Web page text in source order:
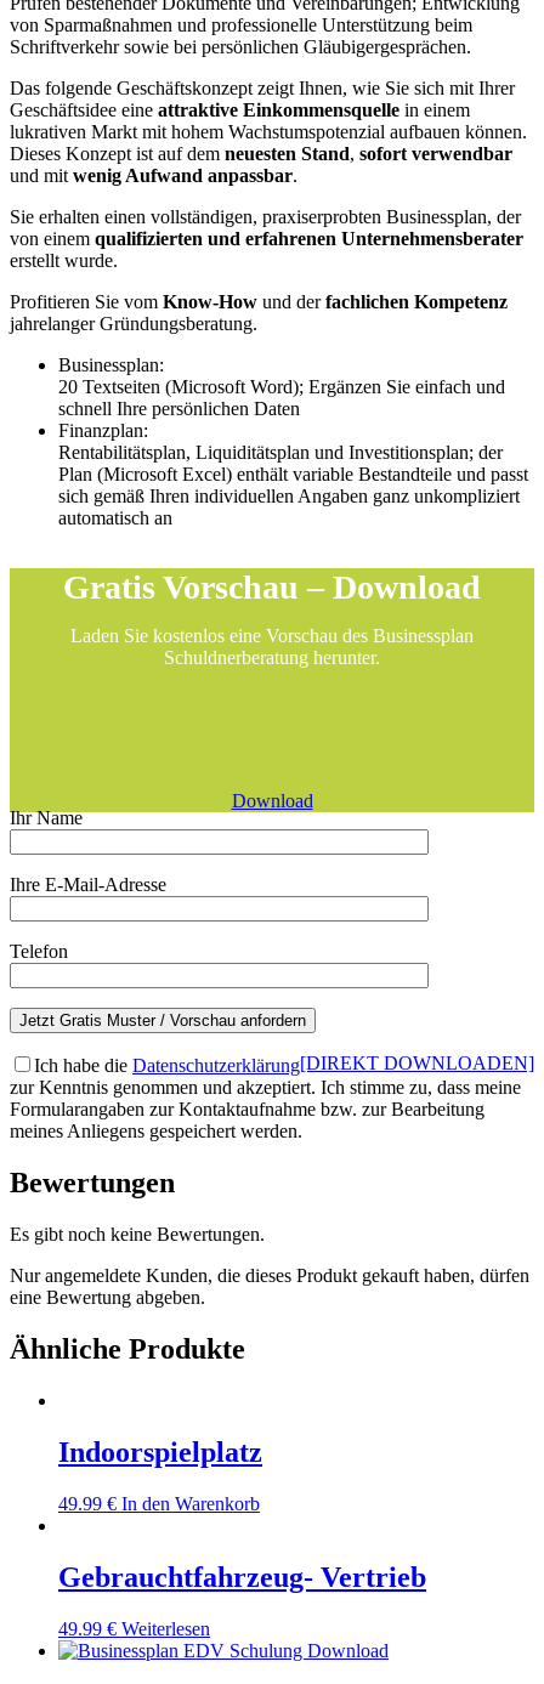
von Sparmaßnahmen und professionelle Unterstützung beim
Schriftverkehr sowie bei persönlichen Gläubigergesprächen.
Das folgende Geschäftskonzept zeigt Ihnen, wie Sie sich mit Ihrer
Geschäftsidee eine attraktive Einkommensquelle in einem
lukrativen Markt mit hohem Wachstumspotenzial aufbauen können.
Dieses Konzept ist auf dem neuesten Stand, sofort verwendbar
und mit wenig Aufwand anpassbar.
Sie erhalten einen vollständigen, praxiserprobten Businessplan, der
von einem qualifizierten und erfahrenen Unternehmensberater
erstellt wurde.
Profitieren Sie vom Know-How und derfachlichen Kompetenz
jahrelanger Gründungsberatung.
Businessplan:
20 Textseiten (Microsoft Word); Ergänzen Sie einfach und
schnell Ihre persönlichen Daten
Finanzplan:
Rentabilitätsplan, Liquiditätsplan und Investitionsplan; der
Plan (Microsoft Excel) enthält variable Bestandteile und passt
sich gemäß Ihren individuellen Angaben ganz unkompliziert
automatisch an
Gratis Vorschau – Download
Laden Sie kostenlos eine Vorschau des Businessplan
Schuldnerberatung herunter.
Download
Ihr Name
Ihre E-Mail-Adresse
Telefon
[DIREKT DOWNLOADEN]
Ich habe die Datenschutzerklärung
zur Kenntnis genommen und akzeptiert. Ich stimme zu, dass meine
Formularangaben zur Kontaktaufnahme bzw. zur Bearbeitung
meines Anliegens gespeichert werden.
Bewertungen
Es gibt noch keine Bewertungen.
Nur angemeldete Kunden, die dieses Produkt gekauft haben, dürfen
eine Bewertung abgeben.
Ähnliche Produkte
Indoorspielplatz
49.99 € In den Warenkorb
Gebrauchtfahrzeug- Vertrieb
49.99 € Weiterlesen